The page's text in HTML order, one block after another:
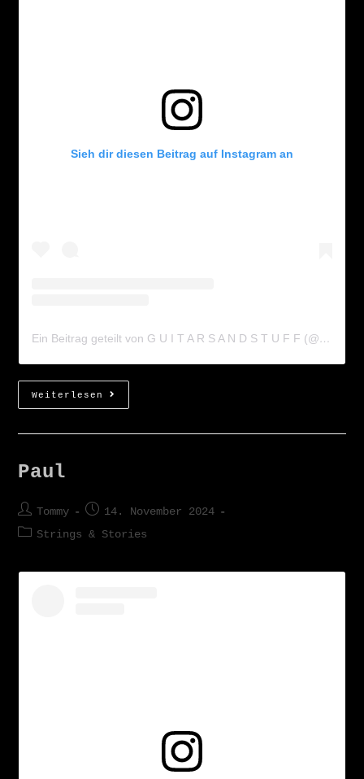
Sieh dir diesen Beitrag auf Instagram an
Ein Beitrag geteilt von G U I T A R S A N D S T U F F (@guitarsandstuff)
Weiterlesen
Paul
Tommy
14. November 2024
Strings & Stories